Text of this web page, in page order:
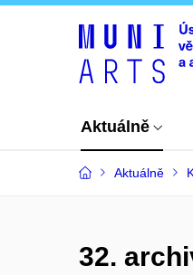
Aktuálně
Aktuálně
32.